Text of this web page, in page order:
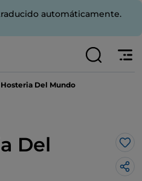
automáticamente.
Hosteria Del Mundo
Del
Me